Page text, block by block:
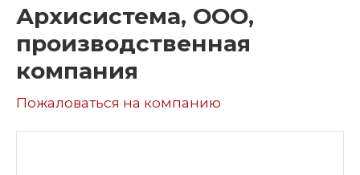
Архисистема, ООО,
производственная
компания
Пожаловаться на компанию